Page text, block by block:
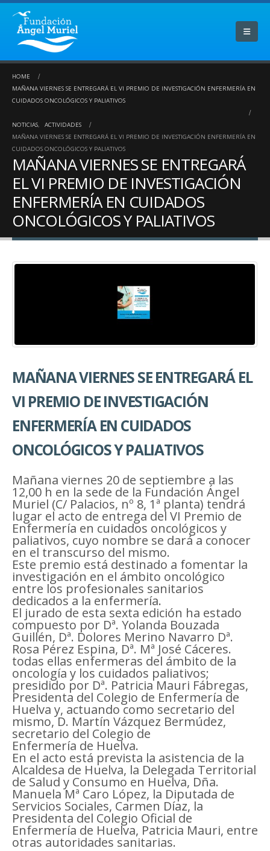
HOME
MAÑANA VIERNES SE ENTREGARÁ EL VI PREMIO DE INVESTIGACIÓN ENFERMERÍA EN
CUIDADOS ONCOLÓGICOS Y PALIATIVOS
NOTICIAS,
ACTIVIDADES
MAÑANA VIERNES SE ENTREGARÁ EL VI PREMIO DE INVESTIGACIÓN ENFERMERÍA EN
CUIDADOS ONCOLÓGICOS Y PALIATIVOS
MAÑANA VIERNES SE ENTREGARÁ
EL VI PREMIO DE INVESTIGACIÓN
ENFERMERÍA EN CUIDADOS
ONCOLÓGICOS Y PALIATIVOS
MAÑANA VIERNES SE ENTREGARÁ EL
VI PREMIO DE INVESTIGACIÓN
ENFERMERÍA EN CUIDADOS
ONCOLÓGICOS Y PALIATIVOS
Mañana viernes 20 de septiembre a las
12,00 h en la sede de la Fundación Ángel
Muriel (C/ Palacios, nº 8, 1ª planta) tendrá
lugar el acto de entrega del VI Premio de
Enfermería en cuidados oncológicos y
paliativos, cuyo nombre se dará a conocer
en el transcurso del mismo.
Este premio está destinado a fomentar la
investigación en el ámbito oncológico
entre los profesionales sanitarios
dedicados a la enfermería.
El jurado de esta sexta edición ha estado
compuesto por Dª. Yolanda Bouzada
Guillén, Dª. Dolores Merino Navarro Dª.
Rosa Pérez Espina, Dª. Mª José Cáceres.
todas ellas enfermeras del ámbito de la
oncología y los cuidados paliativos;
presidido por Dª. Patricia Mauri Fábregas,
Presidenta del Colegio de Enfermería de
Huelva y, actuando como secretario del
mismo, D. Martín Vázquez Bermúdez,
secretario del Colegio de
Enfermería de Huelva.
En el acto está prevista la asistencia de la
Alcaldesa de Huelva, la Delegada Territorial
de Salud y Consumo en Huelva, Dña.
Manuela Mª Caro López, la Diputada de
Servicios Sociales, Carmen Díaz, la
Presidenta del Colegio Oficial de
Enfermería de Huelva, Patricia Mauri, entre
otras autoridades sanitarias.